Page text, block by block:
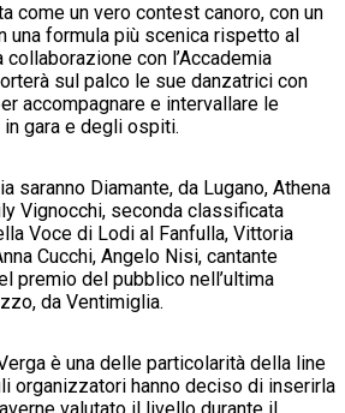
come un vero contest canoro, con un
una formula più scenica rispetto al
con l’Accademia
sul palco le sue danzatrici con
accompagnare e intervallare le
gara e degli ospiti.
saranno Diamante, da Lugano, Athena
Vignocchi, seconda classificata
Voce di Lodi al Fanfulla, Vittoria
Cucchi, Angelo Nisi, cantante
premio del pubblico nell’ultima
da Ventimiglia.
è una delle particolarità della line
organizzatori hanno deciso di inserirla